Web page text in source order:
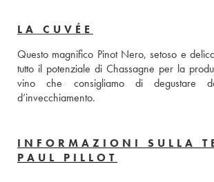
LA CUVÉE
Questo magnifico Pinot Nero, setoso e
tutto il potenziale di Chassagne per la
vino che consigliamo di degustare
d’invecchiamento.
INFORMAZIONI SULLA
PAUL PILLOT